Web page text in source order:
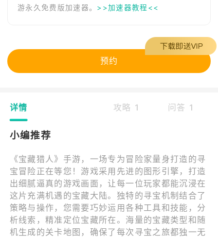
游永久免费版加速器。 >>加速器教程<<
预约
详情 攻略 1 问答 1
小编推荐
《宝藏猎人》手游，一场专为冒险家量身打造的寻
宝冒险正在等您！游戏采用先进的图形引擎，打造
出细腻逼真的游戏画面，让每一位玩家都能沉浸在
这片充满机遇的宝藏大陆。独特的寻宝机制结合了
策略与操作，您需要巧妙运用各种工具和技能，分
析线索，精准定位宝藏所在。海量的宝藏类型和随
机生成的关卡地图，确保了每次寻宝之旅都独一无